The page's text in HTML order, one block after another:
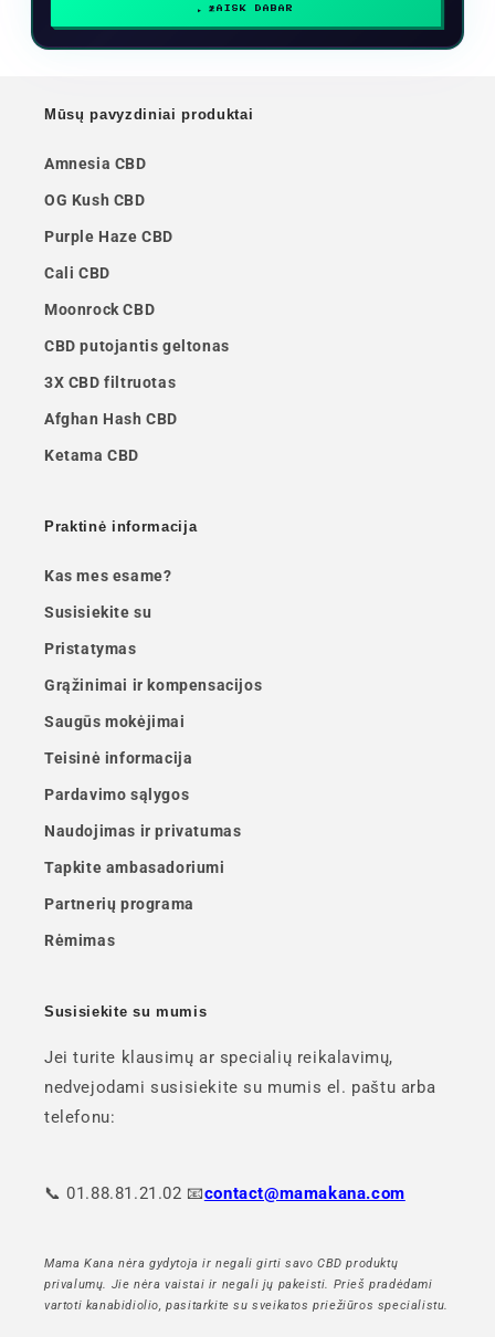
ŽAISK DABAR
Mūsų pavyzdiniai produktai
Amnesia CBD
OG Kush CBD
Purple Haze CBD
Cali CBD
Moonrock CBD
CBD putojantis geltonas
3X CBD filtruotas
Afghan Hash CBD
Ketama CBD
Praktinė informacija
Kas mes esame?
Susisiekite su
Pristatymas
Grąžinimai ir kompensacijos
Saugūs mokėjimai
Teisinė informacija
Pardavimo sąlygos
Naudojimas ir privatumas
Tapkite ambasadoriumi
Partnerių programa
Rėmimas
Susisiekite su mumis
Jei turite klausimų ar specialių reikalavimų,
nedvejodami susisiekite su mumis el. paštu arba
telefonu:
📞 01.88.81.21.02 📧contact@mamakana.com
Mama Kana nėra gydytoja ir negali girti savo CBD produktų
privalumų. Jie nėra vaistai ir negali jų pakeisti. Prieš pradėdami
vartoti kanabidiolio, pasitarkite su sveikatos priežiūros specialistu.